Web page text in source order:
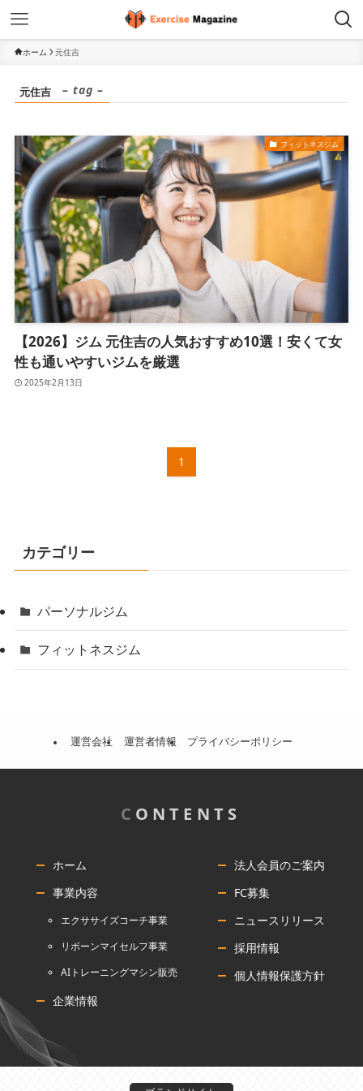
ホーム 元住吉
元住吉 – tag –
フィットネスジム
【2026】ジム 元住吉の人気おすすめ10選！安くて女
性も通いやすいジムを厳選
2025年2月13日
1
カテゴリー
パーソナルジム
フィットネスジム
運営会社 運営者情報 プライバシーポリシー
C ONTENTS
ホーム
事業内容
エクササイズコーチ事業
リボーンマイセルフ事業
AIトレーニングマシン販売
企業情報
法人会員のご案内
FC募集
ニュースリリース
採用情報
個人情報保護方針